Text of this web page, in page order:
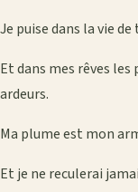
Je puise dans la vie
Et dans mes rêves
ardeurs.
Ma plume est mon
Et je ne reculerai